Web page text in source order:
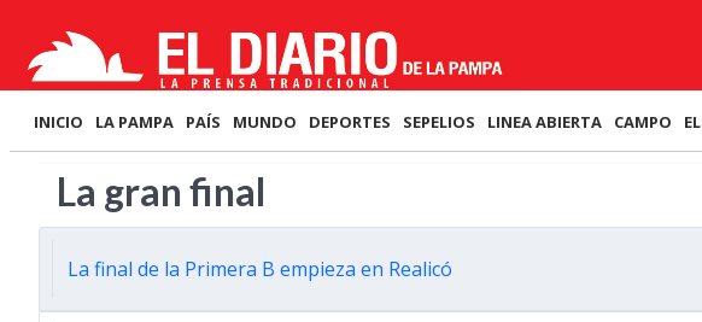
INICIO LA PAMPA PAÍS MUNDO DEPORTES SEPELIOS LINEA ABIERTA CAMPO
La gran final
La final de la Primera B empieza en Realicó